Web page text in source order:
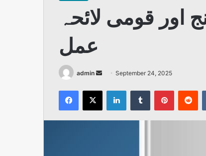
اور قومی لائحہ
عمل
admin
Send
email
September 24, 2025
Facebook
X LinkedInTumblr Pinterest